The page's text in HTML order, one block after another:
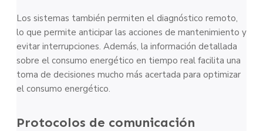
Los sistemas también permiten el diagnóstico remoto,
lo que permite anticipar las acciones de mantenimiento y
evitar interrupciones. Además, la información detallada
sobre el consumo energético en tiempo real facilita una
toma de decisiones mucho más acertada para optimizar
el consumo energético.
Protocolos de comunicación